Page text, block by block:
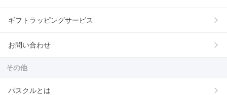
ギフトラッピングサービス
お問い合わせ
その他
パスクルとは